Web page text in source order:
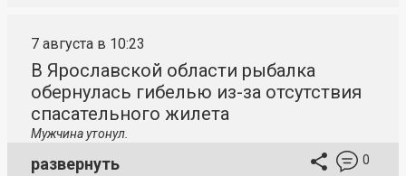
7 августа в 10:23
В Ярославской области рыбалка
обернулась гибелью из-за отсутствия
спасательного жилета
Мужчина утонул.
развернуть 0